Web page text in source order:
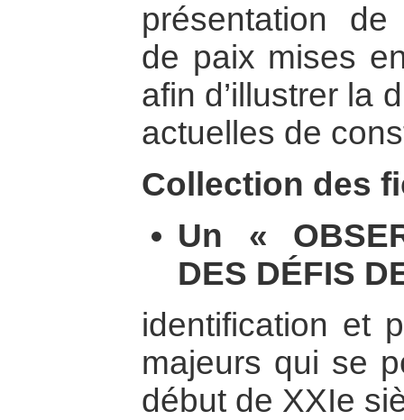
présentation de
de paix mises
afin d’illustrer la
actuelles de
Collection des
Un «
DES DÉFIS
identification et
majeurs qui se
début de XXIe